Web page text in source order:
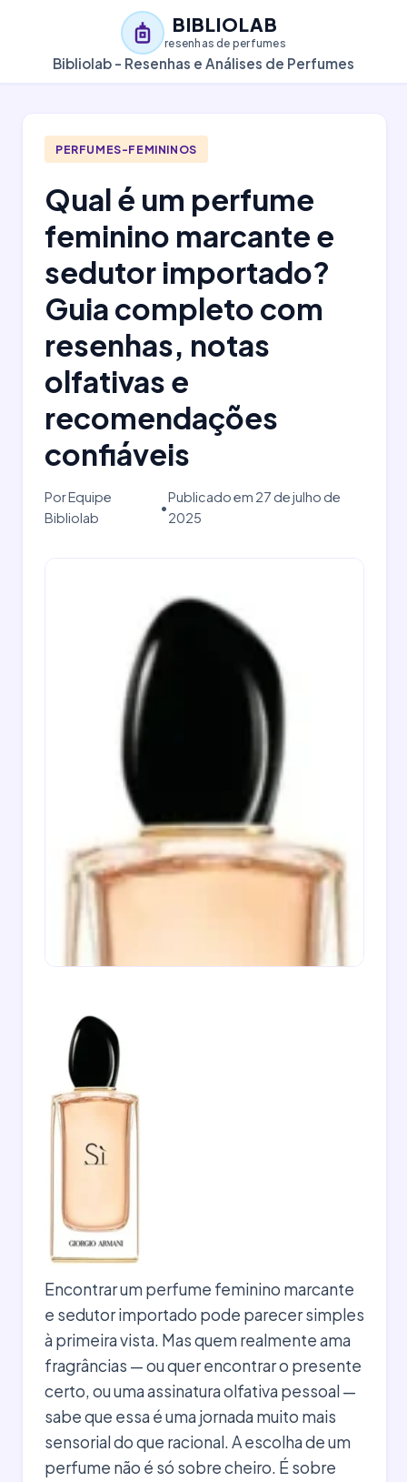
BIBLIOLAB
resenhas de perfumes
Bibliolab - Resenhas e Análises de Perfumes
PERFUMES-FEMININOS
Qual é um perfume
feminino marcante e
sedutor importado?
Guia completo com
resenhas, notas
olfativas e
recomendações
confiáveis
Por Equipe
Bibliolab
•
Publicado em 27 de julho de
2025
Encontrar um perfume feminino marcante
e sedutor importado pode parecer simples
à primeira vista. Mas quem realmente ama
fragrâncias — ou quer encontrar o presente
certo, ou uma assinatura olfativa pessoal —
sabe que essa é uma jornada muito mais
sensorial do que racional. A escolha de um
perfume não é só sobre cheiro. É sobre